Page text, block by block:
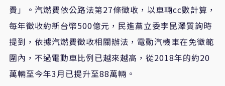
費」。汽燃費依公路法第27條徵收，以車輛cc數計算，
每年徵收約新台幣500億元，民進黨立委李昆澤質詢時
提到，依據汽燃費徵收相關辦法，電動汽機車在免徵範
圍內，不過電動車比例已越來越高，從2018年的約20
萬輛至今年3月已提升至88萬輛。